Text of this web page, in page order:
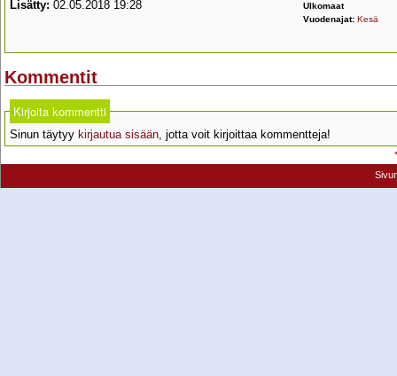
Lisätty: 02.05.2018 19:28
Ulkomaat
Vuodenajat: Kesä
Kommentit
Kirjoita kommentti
Sinun täytyy kirjautua sisään, jotta voit kirjoittaa kommentteja!